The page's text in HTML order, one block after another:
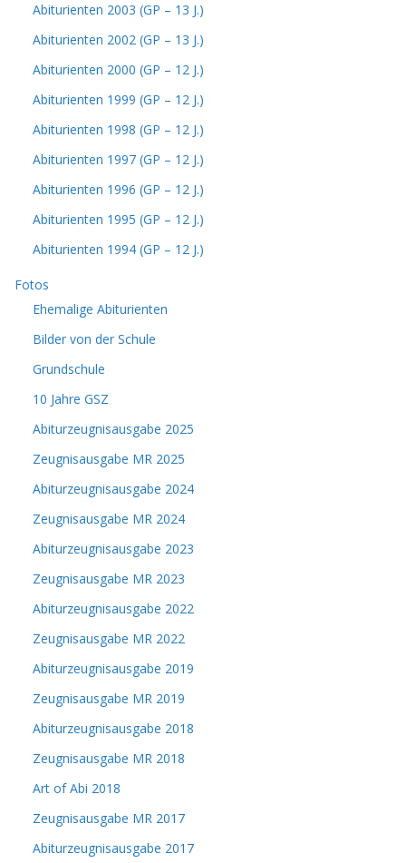
Abiturienten 2003 (GP – 13 J.)
Abiturienten 2002 (GP – 13 J.)
Abiturienten 2000 (GP – 12 J.)
Abiturienten 1999 (GP – 12 J.)
Abiturienten 1998 (GP – 12 J.)
Abiturienten 1997 (GP – 12 J.)
Abiturienten 1996 (GP – 12 J.)
Abiturienten 1995 (GP – 12 J.)
Abiturienten 1994 (GP – 12 J.)
Fotos
Ehemalige Abiturienten
Bilder von der Schule
Grundschule
10 Jahre GSZ
Abiturzeugnisausgabe 2025
Zeugnisausgabe MR 2025
Abiturzeugnisausgabe 2024
Zeugnisausgabe MR 2024
Abiturzeugnisausgabe 2023
Zeugnisausgabe MR 2023
Abiturzeugnisausgabe 2022
Zeugnisausgabe MR 2022
Abiturzeugnisausgabe 2019
Zeugnisausgabe MR 2019
Abiturzeugnisausgabe 2018
Zeugnisausgabe MR 2018
Art of Abi 2018
Zeugnisausgabe MR 2017
Abiturzeugnisausgabe 2017